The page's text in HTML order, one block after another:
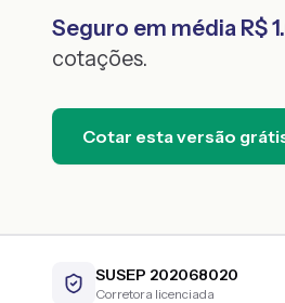
Seguro em média R$
cotações.
Cotar esta versão
SUSEP 202068020
Corretora licenciada